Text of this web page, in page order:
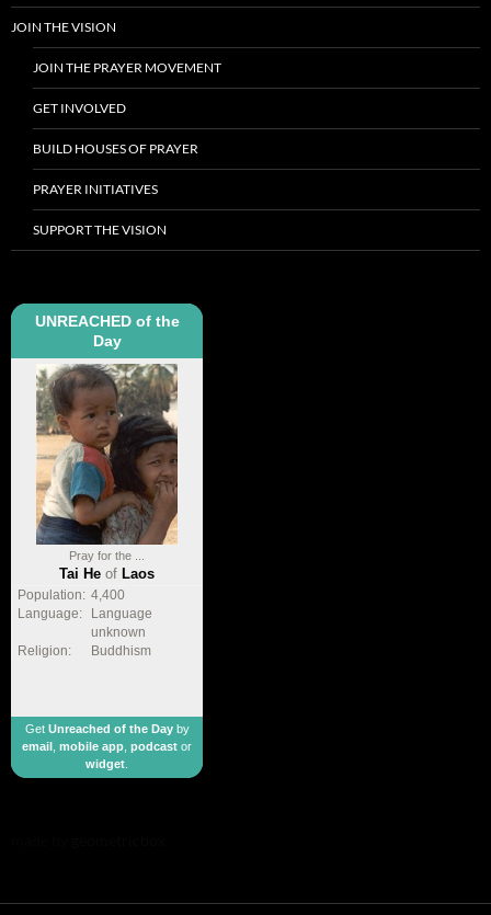
JOIN THE VISION
JOIN THE PRAYER MOVEMENT
GET INVOLVED
BUILD HOUSES OF PRAYER
PRAYER INITIATIVES
SUPPORT THE VISION
UNREACHED of the
Day
Pray for the ...
Tai He of Laos
Population: 4,400
Language:
Language
unknown
Religion:
Buddhism
Get Unreached of the Dayby
email
mobile app podcast or
widget